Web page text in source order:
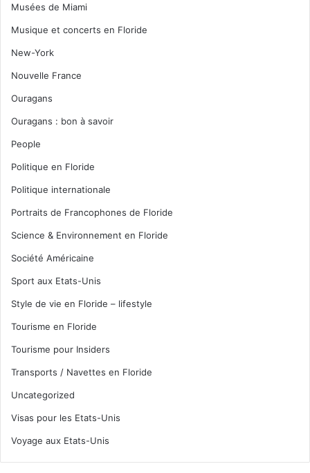
Musées de Miami
Musique et concerts en Floride
New-York
Nouvelle France
Ouragans
Ouragans : bon à savoir
People
Politique en Floride
Politique internationale
Portraits de Francophones de Floride
Science & Environnement en Floride
Société Américaine
Sport aux Etats-Unis
Style de vie en Floride – lifestyle
Tourisme en Floride
Tourisme pour Insiders
Transports / Navettes en Floride
Uncategorized
Visas pour les Etats-Unis
Voyage aux Etats-Unis